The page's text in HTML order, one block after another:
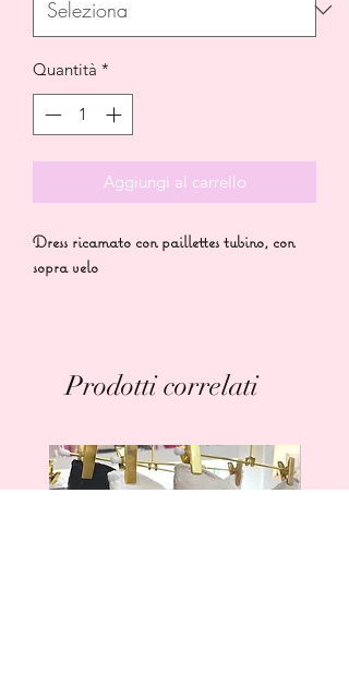
Quantità *
Aggiungi al carrello
Dress ricamato con paillettes tubino, con
sopra velo
Prodotti correlati